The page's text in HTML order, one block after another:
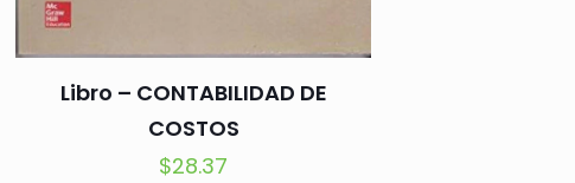
Libro – CONTABILIDAD DE
COSTOS
$28.37